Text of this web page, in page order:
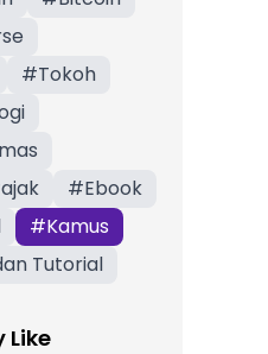
#Tokoh
ajak #Ebook
#Kamus
Tutorial
Like